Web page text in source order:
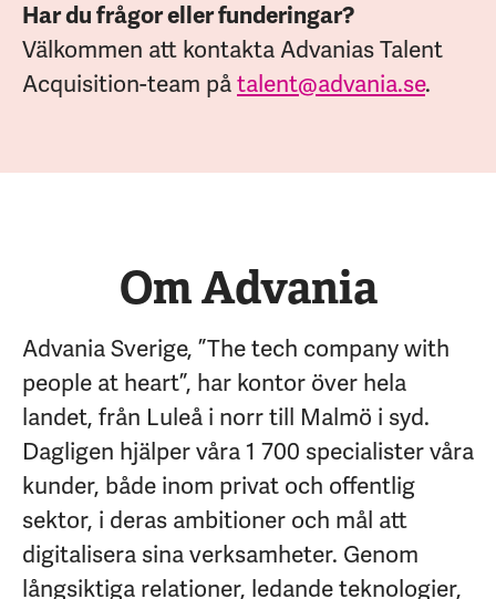
Har du frågor eller funderingar?
Välkommen att kontakta Advanias Talent
Acquisition-team påtalent@advania.se.
Om Advania
Advania Sverige, ”The tech company with
people at heart”, har kontor över hela
landet, från Luleå i norr till Malmö i syd.
Dagligen hjälper våra 1 700 specialister våra
kunder, både inom privat och offentlig
sektor, i deras ambitioner och mål att
digitalisera sina verksamheter. Genom
långsiktiga relationer, ledande teknologier,